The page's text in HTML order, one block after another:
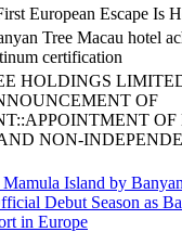
European Escape Is
Tree Macau hotel
certification
HOLDINGS
OF
OF
NON-
Island by
Debut Season as
in Europe